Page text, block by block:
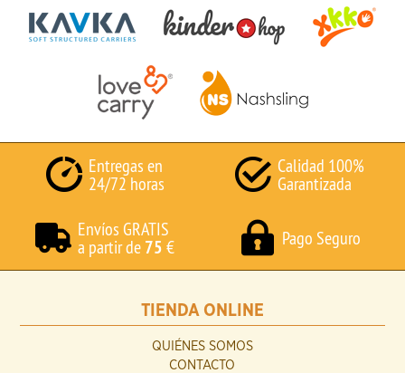
Entregas en
24/72 horas
Calidad 100%
Garantizada
Envíos GRATIS
a partir de 75 € Pago Seguro
TIENDA ONLINE
QUIÉNES SOMOS
CONTACTO